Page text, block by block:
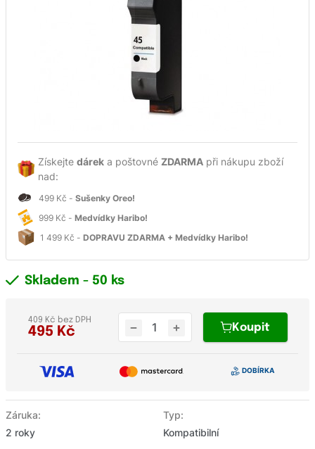
Získejte dárek a poštovné ZDARMA při nákupu zboží
nad:
499 Kč - Sušenky Oreo!
999 Kč - Medvídky Haribo!
1 499 Kč - DOPRAVU ZDARMA + Medvídky Haribo!
Záruka:
2 roky
Typ:
Kompatibilní
Skladem - 50 ks
495 Kč
409 Kč bez DPH
Koupit